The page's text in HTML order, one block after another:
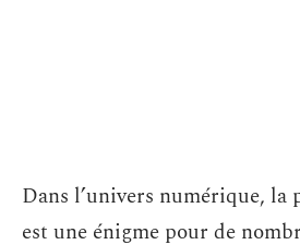
Dans l’univers numérique, la
est une énigme pour de